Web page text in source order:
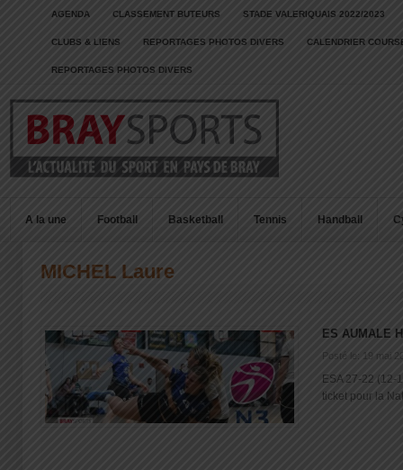
AGENDA CLASSEMENT BUTEURS STADE VALERIQUAIS 2022/2023
CLUBS & LIENS REPORTAGES PHOTOS DIVERS CALENDRIER
REPORTAGES PHOTOS DIVERS
A la une Football Basketball Tennis Handball
MICHEL Laure
ES AUMALE
Posté le: 19 mai
ESA 27-22 (12-
ticket pour la